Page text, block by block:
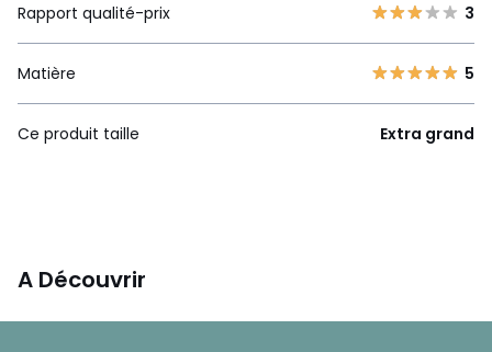
Rapport qualité-prix
3
Matière 5
Ce produit taille Extra grand
A Découvrir